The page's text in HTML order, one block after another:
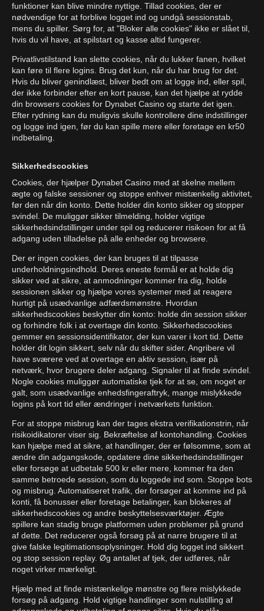
funktioner kan blive mindre nyttige. Tillad cookies, der er
nødvendige for at forblive logget ind og undgå sessionstab,
mens du spiller. Sørg for, at "Bloker alle cookies" ikke er slået til,
hvis du vil have, at spilstart og kasse altid fungerer.
Privatlivstilstand kan slette cookies, når du lukker fanen, hvilket
kan føre til flere logins. Brug det kun, når du har brug for det.
Hvis du bliver genindlæst, bliver bedt om at logge ind, eller spil,
der ikke forbinder efter en kort pause, kan det hjælpe at rydde
din browsers cookies for Dynabet Casino og starte det igen.
Efter rydning kan du muligvis skulle kontrollere dine indstillinger
og logge ind igen, før du kan spille mere eller foretage en kr50
indbetaling.
Sikkerhedscookies
Cookies, der hjælper Dynabet Casino med at skelne mellem
ægte og falske sessioner og stoppe enhver mistænkelig aktivitet,
før den når din konto. Dette holder din konto sikker og stopper
svindel. De muliggør sikker tilmelding, holder vigtige
sikkerhedsindstillinger under spil og reducerer risikoen for at få
adgang uden tilladelse på alle enheder og browsere.
Der er ingen cookies, der kan bruges til at tilpasse
underholdningsindhold. Deres eneste formål er at holde dig
sikker ved at sikre, at anmodninger kommer fra dig, holde
sessionen sikker og hjælpe vores systemer med at reagere
hurtigt på usædvanlige adfærdsmønstre. Hvordan
sikkerhedscookies beskytter din konto: holde din session sikker
og forhindre folk i at overtage din konto. Sikkerhedscookies
gemmer en sessionsidentifikator, der kun varer i kort tid. Dette
holder dit login sikkert, selv når du skifter sider. Angribere vil
have sværere ved at overtage en aktiv session, især på
netværk, hvor brugere deler adgang. Signaler til at finde svindel.
Nogle cookies muliggør automatiske tjek for at se, om noget er
galt, som usædvanlige enhedsfingeraftryk, mange mislykkede
logins på kort tid eller ændringer i netværkets funktion.
For at stoppe misbrug kan der tages ekstra verifikationstrin, når
risikoidikatorer viser sig. Bekræftelse af kontohandling. Cookies
kan hjælpe med at sikre, at handlinger, der er følsomme, som at
ændre din adgangskode, opdatere dine sikkerhedsindstillinger
eller forsøge at udbetale 500 kr eller mere, kommer fra den
samme betroede session, som du loggede ind som. Stoppe bots
og misbrug. Automatiseret trafik, der forsøger at komme ind på
konti, få bonusser eller foretage betalinger, kan blokeres af
sikkerhedscookies og andre beskyttelsesværktøjer. Ægte
spillere kan stadig bruge platformen uden problemer på grund
af dette. Det reducerer også forsøg på at narre brugere til at
give falske legitimationsoplysninger. Hold dig logget ind sikkert
og stop session replay. Øg antallet af tjek, der udføres, når
noget virker mærkeligt.
Hjælp med at finde mistænkelige mønstre og flere mislykkede
forsøg på adgang. Hold vigtige handlinger som nulstilling af